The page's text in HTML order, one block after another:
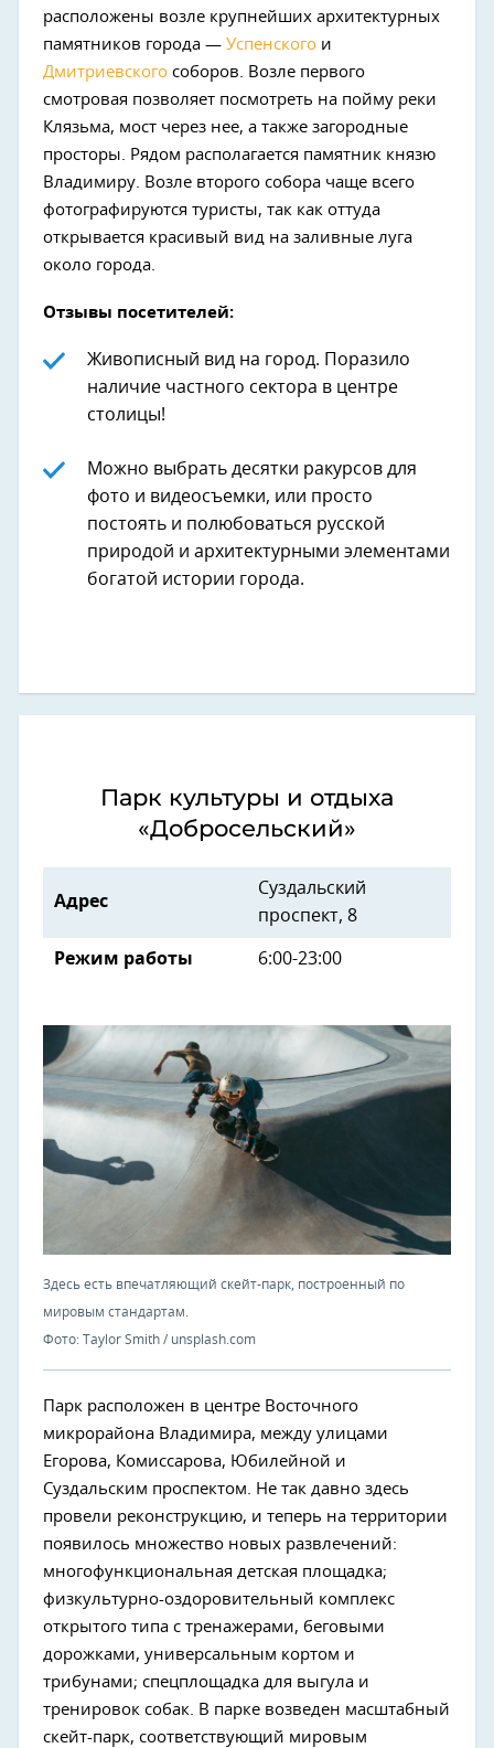
расположены возле крупнейших архитектурных
памятников города — Успенского и
Дмитриевского соборов. Возле первого
смотровая позволяет посмотреть на пойму реки
Клязьма, мост через нее, а также загородные
просторы. Рядом располагается памятник князю
Владимиру. Возле второго собора чаще всего
фотографируются туристы, так как оттуда
открывается красивый вид на заливные луга
около города.
Отзывы посетителей:
Живописный вид на город. Поразило
наличие частного сектора в центре
столицы!
Можно выбрать десятки ракурсов для
фото и видеосъемки, или просто
постоять и полюбоваться русской
природой и архитектурными элементами
богатой истории города.
Парк культуры и отдыха
«Добросельский»
Адрес
Суздальский
проспект, 8
Режим работы 6:00-23:00
Здесь есть впечатляющий скейт-парк, построенный по
мировым стандартам.
Фото: Taylor Smith / unsplash.com
Парк расположен в центре Восточного
микрорайона Владимира, между улицами
Егорова, Комиссарова, Юбилейной и
Суздальским проспектом. Не так давно здесь
провели реконструкцию, и теперь на территории
появилось множество новых развлечений:
многофункциональная детская площадка;
физкультурно-оздоровительный комплекс
открытого типа с тренажерами, беговыми
дорожками, универсальным кортом и
трибунами; спецплощадка для выгула и
тренировок собак. В парке возведен масштабный
скейт-парк, соответствующий мировым